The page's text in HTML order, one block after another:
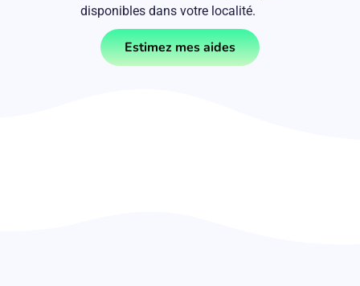
disponibles dans votre localité.
Estimez mes aides